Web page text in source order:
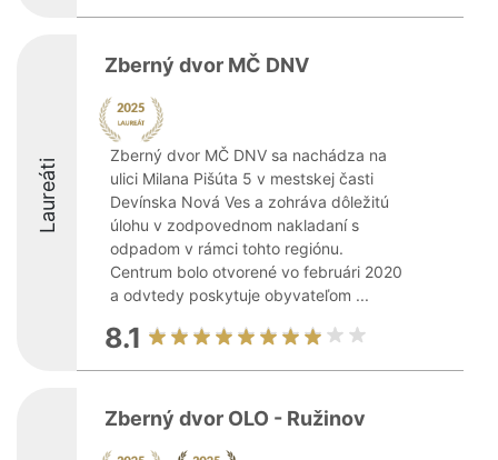
Laureáti
Zberný dvor MČ DNV
Zberný dvor MČ DNV sa nachádza na
ulici Milana Pišúta 5 v mestskej časti
Devínska Nová Ves a zohráva dôležitú
úlohu v zodpovednom nakladaní s
odpadom v rámci tohto regiónu.
Centrum bolo otvorené vo februári 2020
a odvtedy poskytuje obyvateľom ...
8.1
Zberný dvor OLO - Ružinov